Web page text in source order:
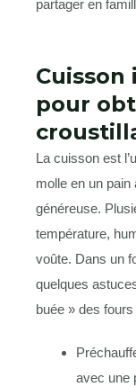
Cuisson
pour
La cuisson est
molle en un
généreuse.
température,
voûte. Dans un
quelques
buée » des
avec une